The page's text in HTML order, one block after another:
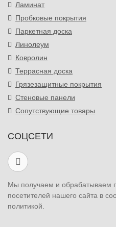
Ламинат
Пробковые покрытия
Паркетная доска
Линолеум
Ковролин
Террасная доска
Грязезащитные покрытия
Стеновые панели
Сопутствующие товары
СОЦСЕТИ
Мы получаем и обрабатываем
посетителей нашего сайта в
политикой.